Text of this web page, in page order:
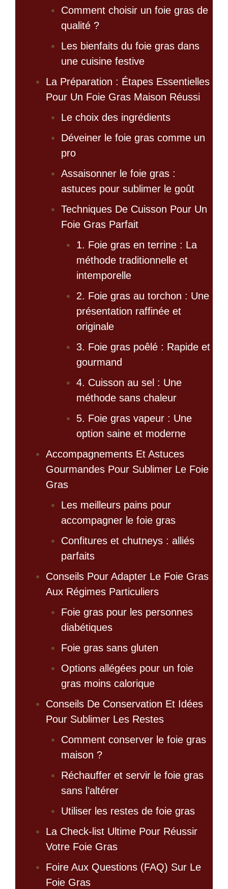
Comment choisir un foie gras de
qualité ?
Les bienfaits du foie gras dans
une cuisine festive
La Préparation : Étapes Essentielles
Pour Un Foie Gras Maison Réussi
Le choix des ingrédients
Déveiner le foie gras comme un
pro
Assaisonner le foie gras :
astuces pour sublimer le goût
Techniques De Cuisson Pour Un
Foie Gras Parfait
1. Foie gras en terrine : La
méthode traditionnelle et
intemporelle
2. Foie gras au torchon : Une
présentation raffinée et
originale
3. Foie gras poêlé : Rapide et
gourmand
4. Cuisson au sel : Une
méthode sans chaleur
5. Foie gras vapeur : Une
option saine et moderne
Accompagnements Et Astuces
Gourmandes Pour Sublimer Le Foie
Gras
Les meilleurs pains pour
accompagner le foie gras
Confitures et chutneys : alliés
parfaits
Conseils Pour Adapter Le Foie Gras
Aux Régimes Particuliers
Foie gras pour les personnes
diabétiques
Foie gras sans gluten
Options allégées pour un foie
gras moins calorique
Conseils De Conservation Et Idées
Pour Sublimer Les Restes
Comment conserver le foie gras
maison ?
Réchauffer et servir le foie gras
sans l’altérer
Utiliser les restes de foie gras
La Check-list Ultime Pour Réussir
Votre Foie Gras
Foire Aux Questions (FAQ) Sur Le
Foie Gras